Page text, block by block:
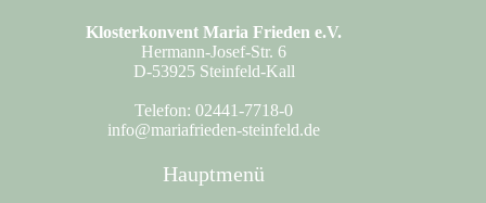
Klosterkonvent Maria Frieden e.V.
Hermann-Josef-Str. 6
D-53925 Steinfeld-Kall
Telefon: 02441-7718-0
info@mariafrieden-steinfeld.de
Hauptmenü